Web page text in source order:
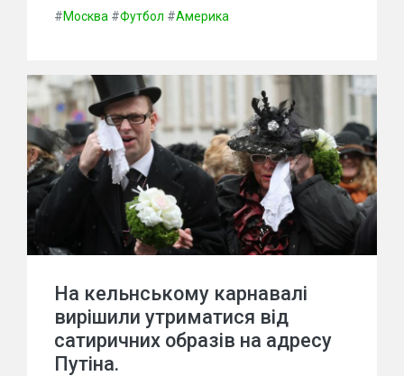
#Москва #Футбол #Америка
На кельнському карнавалі
вирішили утриматися від
сатиричних образів на адресу
Путіна.